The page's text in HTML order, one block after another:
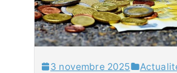
3 novembre 2025